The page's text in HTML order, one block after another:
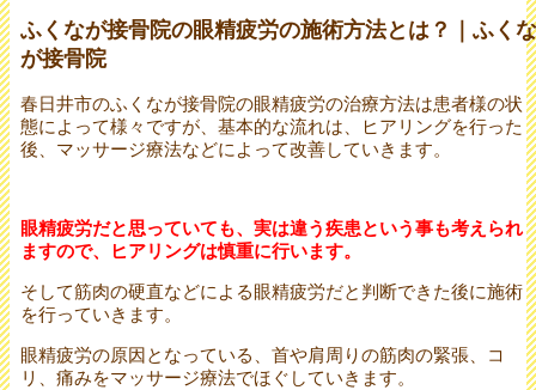
ふくなが接骨院の眼精疲労の施術方法とは？｜ふくな
が接骨院
春日井市のふくなが接骨院の眼精疲労の治療方法は患者様の状
態によって様々ですが、基本的な流れは、ヒアリングを行った
後、マッサージ療法などによって改善していきます。
眼精疲労だと思っていても、実は違う疾患という事も考えられ
ますので、ヒアリングは慎重に行います。
そして筋肉の硬直などによる眼精疲労だと判断できた後に施術
を行っていきます。
眼精疲労の原因となっている、首や肩周りの筋肉の緊張、コ
リ、痛みをマッサージ療法でほぐしていきます。